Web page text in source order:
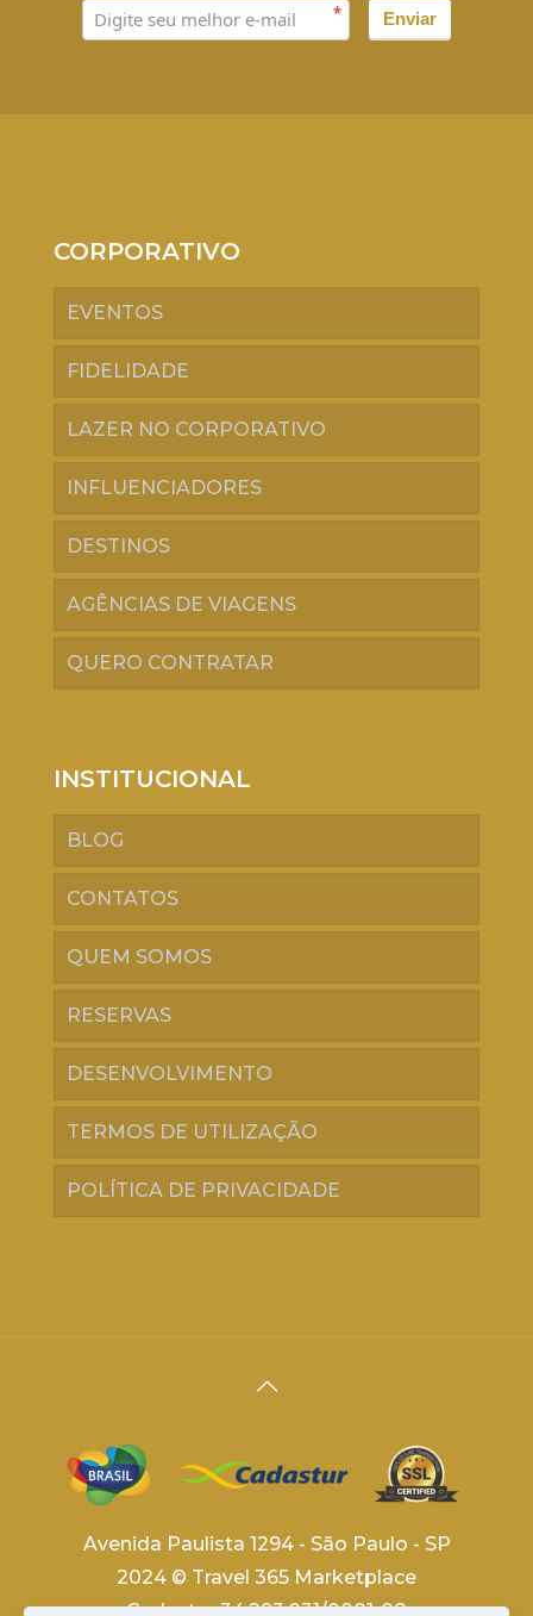
* Enviar
CORPORATIVO
EVENTOS
FIDELIDADE
LAZER NO CORPORATIVO
INFLUENCIADORES
DESTINOS
AGÊNCIAS DE VIAGENS
QUERO CONTRATAR
INSTITUCIONAL
BLOG
CONTATOS
QUEM SOMOS
RESERVAS
DESENVOLVIMENTO
TERMOS DE UTILIZAÇÃO
POLÍTICA DE PRIVACIDADE
Avenida Paulista 1294 - São Paulo - SP
2024 © Travel 365 Marketplace
Cadastur 34.293.031/0001-08